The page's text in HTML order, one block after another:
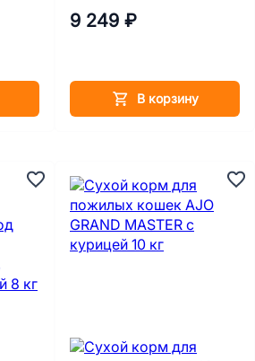
9 249 ₽
В корзину